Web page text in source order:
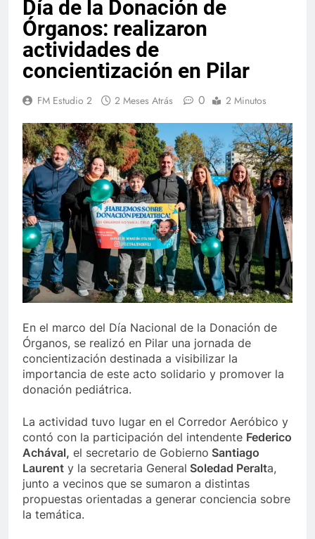
Día de la Donación de
Órganos: realizaron
actividades de
concientización en Pilar
FM Estudio 2 2 Meses Atrás 0 2 Minutos
En el marco del Día Nacional de la Donación de
Órganos, se realizó en Pilar una jornada de
concientización destinada a visibilizar la
importancia de este acto solidario y promover la
donación pediátrica.
La actividad tuvo lugar en el Corredor Aeróbico y
contó con la participación del intendente Federico
Achával, el secretario de Gobierno Santiago
Laurent y la secretaria General Soledad Peralta,
junto a vecinos que se sumaron a distintas
propuestas orientadas a generar conciencia sobre
la temática.